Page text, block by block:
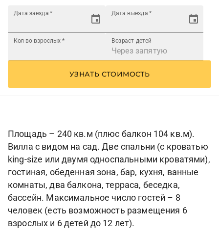
Дата заезда * Дата выезда *
Кол-во взрослых * Возраст детей
УЗНАТЬ СТОИМОСТЬ
Площадь – 240 кв.м (плюс балкон 104 кв.м).
Вилла с видом на сад. Две спальни (с кроватью
king-size или двумя односпальными кроватями),
гостиная, обеденная зона, бар, кухня, ванные
комнаты, два балкона, терраса, беседка,
бассейн. Максимальное число гостей – 8
человек (есть возможность размещения 6
взрослых и 6 детей до 12 лет).